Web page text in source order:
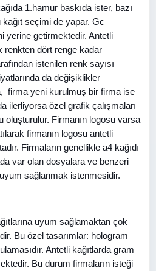
1.hamur baskıda ister, bazı
seçimi de yapar. Gc
yerine getirmektedir. Antetli
renkten dört renge kadar
istenilen renk sayısı
da değişiklikler
firma yeni kurulmuş bir firma ise
ilerliyorsa özel grafik çalışmaları
oluşturulur. Firmanın logosu varsa
firmanın logosu antetli
Firmaların genellikle a4 kağıdı
var olan dosyalara ve benzeri
sağlanmak istenmesidir.
uyum sağlamaktan çok
Bu özel tasarımlar: hologram
Antetli kağıtlarda gram
Bu durum firmaların isteği